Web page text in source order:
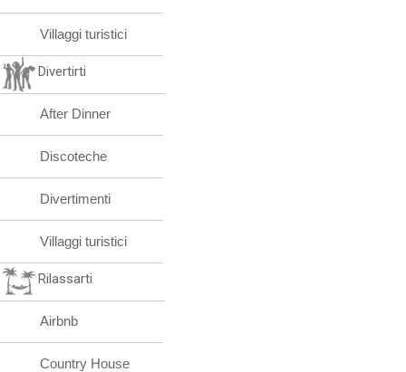
Villaggi turistici
Divertirti
After Dinner
Discoteche
Divertimenti
Villaggi turistici
Rilassarti
Airbnb
Country House